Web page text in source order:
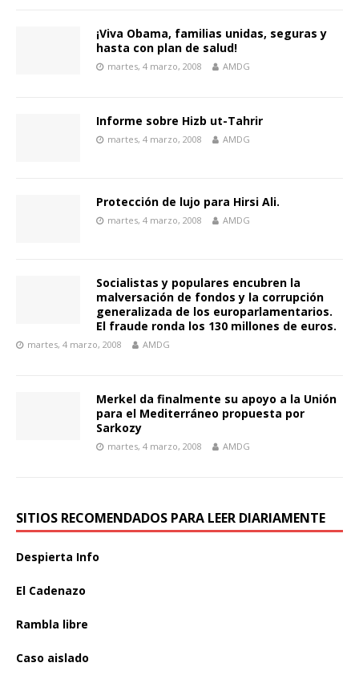
¡Viva Obama, familias unidas, seguras y
hasta con plan de salud!
martes, 4 marzo, 2008 AMDG
Informe sobre Hizb ut-Tahrir
martes, 4 marzo, 2008 AMDG
Protección de lujo para Hirsi Ali.
martes, 4 marzo, 2008 AMDG
Socialistas y populares encubren la
malversación de fondos y la corrupción
generalizada de los europarlamentarios.
El fraude ronda los 130 millones de euros.
martes, 4 marzo, 2008 AMDG
Merkel da finalmente su apoyo a la Unión
para el Mediterráneo propuesta por
Sarkozy
martes, 4 marzo, 2008 AMDG
SITIOS RECOMENDADOS PARA LEER DIARIAMENTE
Despierta Info
El Cadenazo
Rambla libre
Caso aislado